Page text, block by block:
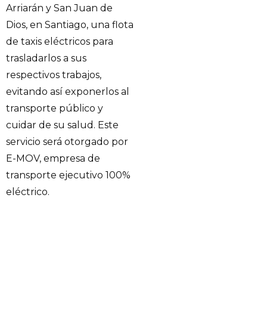
Arriarán y San Juan de
Dios, en Santiago, una flota
de taxis eléctricos para
trasladarlos a sus
respectivos trabajos,
evitando así exponerlos al
transporte público y
cuidar de su salud. Este
servicio será otorgado por
E-MOV, empresa de
transporte ejecutivo 100%
eléctrico.